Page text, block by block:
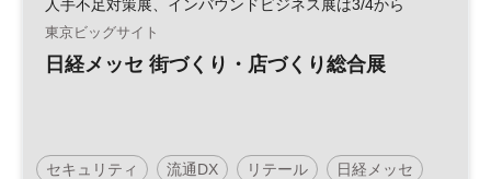
人手不足対策展、インバウンドビジネス展は3/4から
東京ビッグサイト
日経メッセ 街づくり・店づくり総合展
セキュリティ 流通DX リテール 日経メッセ